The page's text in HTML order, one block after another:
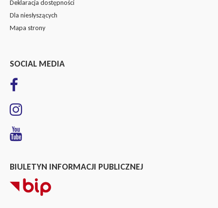
Deklaracja dostępności
Dla niesłyszących
Mapa strony
SOCIAL MEDIA
BIULETYN INFORMACJI PUBLICZNEJ